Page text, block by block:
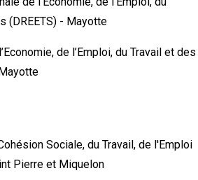
de l’Emploi, du Travail et des